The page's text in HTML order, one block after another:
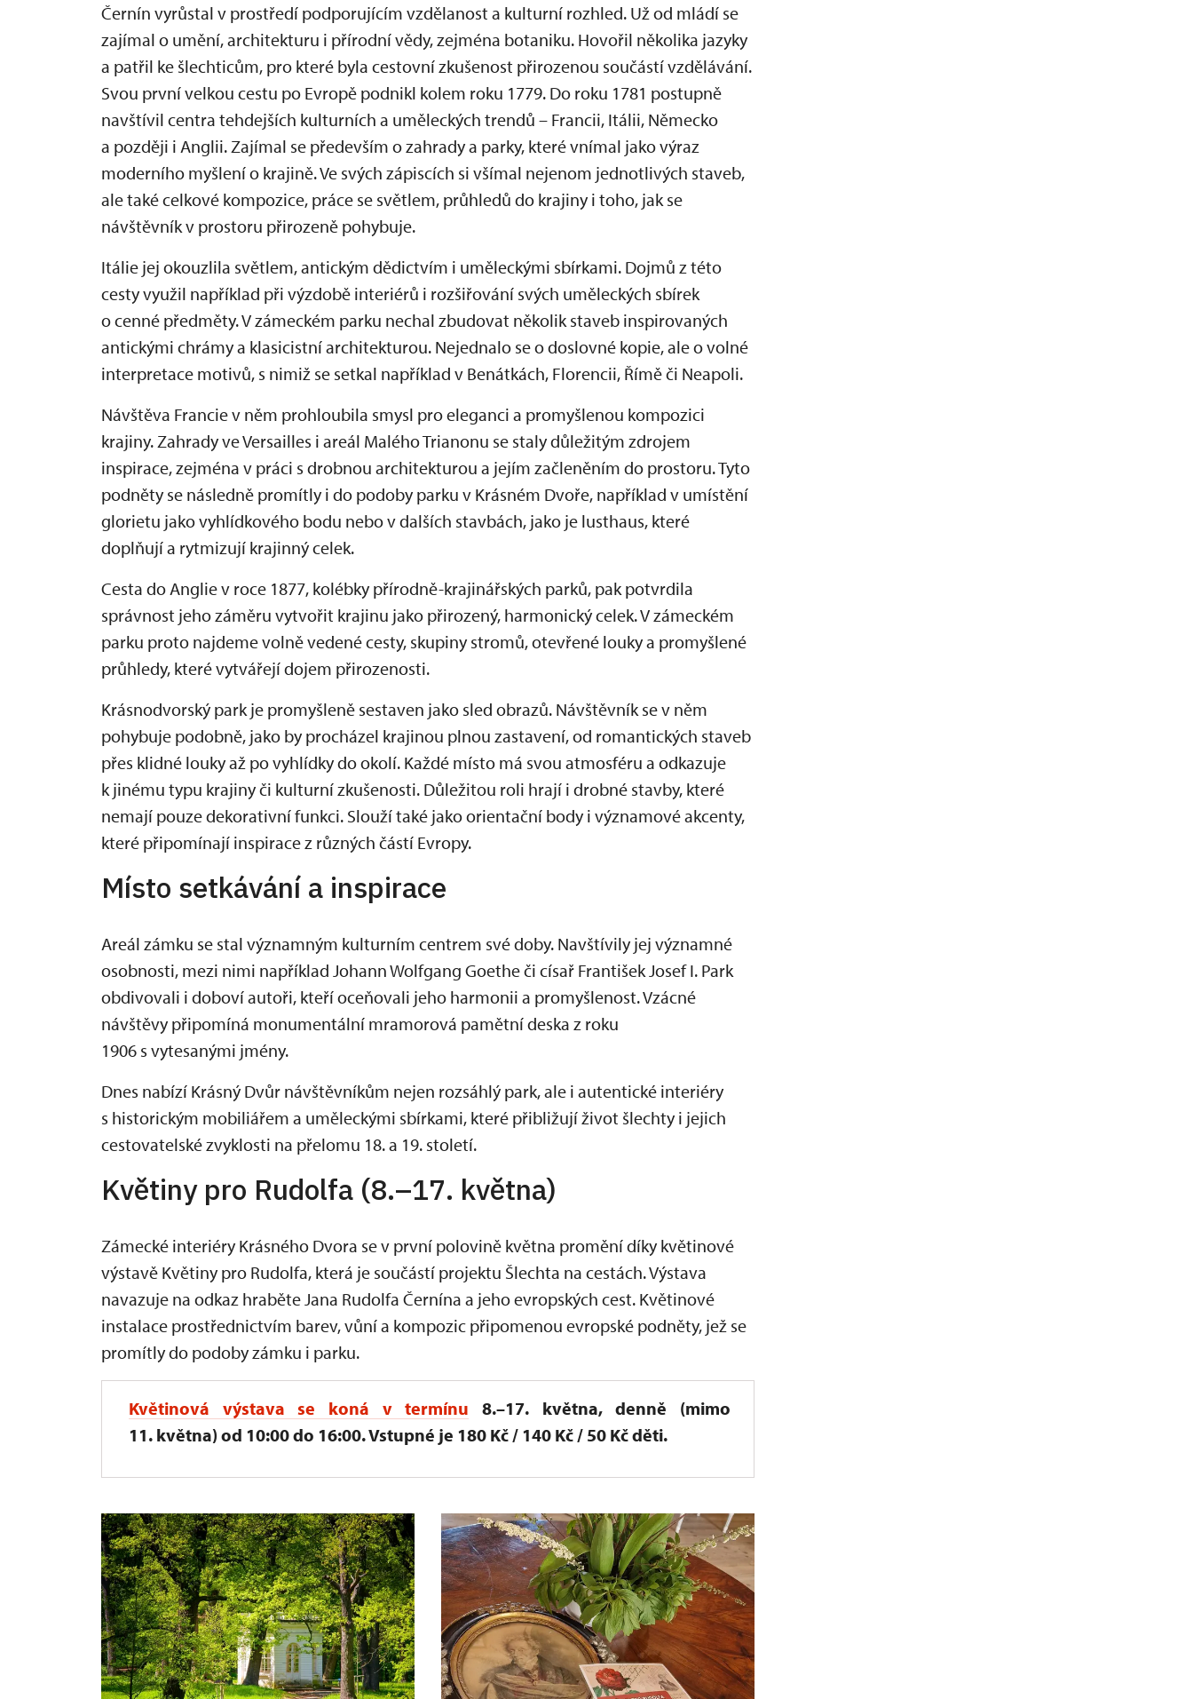
Černín vyrůstal v prostředí podporujícím vzdělanost a kulturní rozhled. Už od mládí se
zajímal o umění, architekturu i přírodní vědy, zejména botaniku. Hovořil několika jazyky
a patřil ke šlechticům, pro které byla cestovní zkušenost přirozenou součástí vzdělávání.
Svou první velkou cestu po Evropě podnikl kolem roku 1779. Do roku 1781 postupně
navštívil centra tehdejších kulturních a uměleckých trendů – Francii, Itálii, Německo
a později i Anglii. Zajímal se především o zahrady a parky, které vnímal jako výraz
moderního myšlení o krajině. Ve svých zápiscích si všímal nejenom jednotlivých staveb,
ale také celkové kompozice, práce se světlem, průhledů do krajiny i toho, jak se
návštěvník v prostoru přirozeně pohybuje.
Itálie jej okouzlila světlem, antickým dědictvím i uměleckými sbírkami. Dojmů z této
cesty využil například při výzdobě interiérů i rozšiřování svých uměleckých sbírek
o cenné předměty. V zámeckém parku nechal zbudovat několik staveb inspirovaných
antickými chrámy a klasicistní architekturou. Nejednalo se o doslovné kopie, ale o volné
interpretace motivů, s nimiž se setkal například v Benátkách, Florencii, Římě či Neapoli.
Návštěva Francie v něm prohloubila smysl pro eleganci a promyšlenou kompozici
krajiny. Zahrady ve Versailles i areál Malého Trianonu se staly důležitým zdrojem
inspirace, zejména v práci s drobnou architekturou a jejím začleněním do prostoru. Tyto
podněty se následně promítly i do podoby parku v Krásném Dvoře, například v umístění
glorietu jako vyhlídkového bodu nebo v dalších stavbách, jako je lusthaus, které
doplňují a rytmizují krajinný celek.
Cesta do Anglie v roce 1877, kolébky přírodně-krajinářských parků, pak potvrdila
správnost jeho záměru vytvořit krajinu jako přirozený, harmonický celek. V zámeckém
parku proto najdeme volně vedené cesty, skupiny stromů, otevřené louky a promyšlené
průhledy, které vytvářejí dojem přirozenosti.
Krásnodvorský park je promyšleně sestaven jako sled obrazů. Návštěvník se v něm
pohybuje podobně, jako by procházel krajinou plnou zastavení, od romantických staveb
přes klidné louky až po vyhlídky do okolí. Každé místo má svou atmosféru a odkazuje
k jinému typu krajiny či kulturní zkušenosti. Důležitou roli hrají i drobné stavby, které
nemají pouze dekorativní funkci. Slouží také jako orientační body i významové akcenty,
které připomínají inspirace z různých částí Evropy.
Místo setkávání a inspirace
Areál zámku se stal významným kulturním centrem své doby. Navštívily jej významné
osobnosti, mezi nimi například Johann Wolfgang Goethe či císař František Josef I. Park
obdivovali i doboví autoři, kteří oceňovali jeho harmonii a promyšlenost. Vzácné
návštěvy připomíná monumentální mramorová pamětní deska z roku
1906 s vytesanými jmény.
Dnes nabízí Krásný Dvůr návštěvníkům nejen rozsáhlý park, ale i autentické interiéry
s historickým mobiliářem a uměleckými sbírkami, které přibližují život šlechty i jejich
cestovatelské zvyklosti na přelomu 18. a 19. století.
Květiny pro Rudolfa (8.–17. května)
Zámecké interiéry Krásného Dvora se v první polovině května promění díky květinové
výstavě Květiny pro Rudolfa, která je součástí projektu Šlechta na cestách. Výstava
navazuje na odkaz hraběte Jana Rudolfa Černína a jeho evropských cest. Květinové
instalace prostřednictvím barev, vůní a kompozic připomenou evropské podněty, jež se
promítly do podoby zámku i parku.
Květinová výstava se koná v termínu 8.–17. května, denně (mimo
11. května) od 10:00 do 16:00. Vstupné je 180 Kč / 140 Kč / 50 Kč děti.